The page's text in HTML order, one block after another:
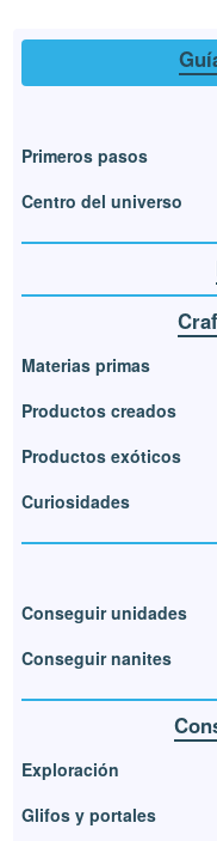
Primeros pasos
Centro del universo
Materias primas
Productos creados
Productos exóticos
Curiosidades
Conseguir unidades
Conseguir nanites
Exploración
Glifos y portales